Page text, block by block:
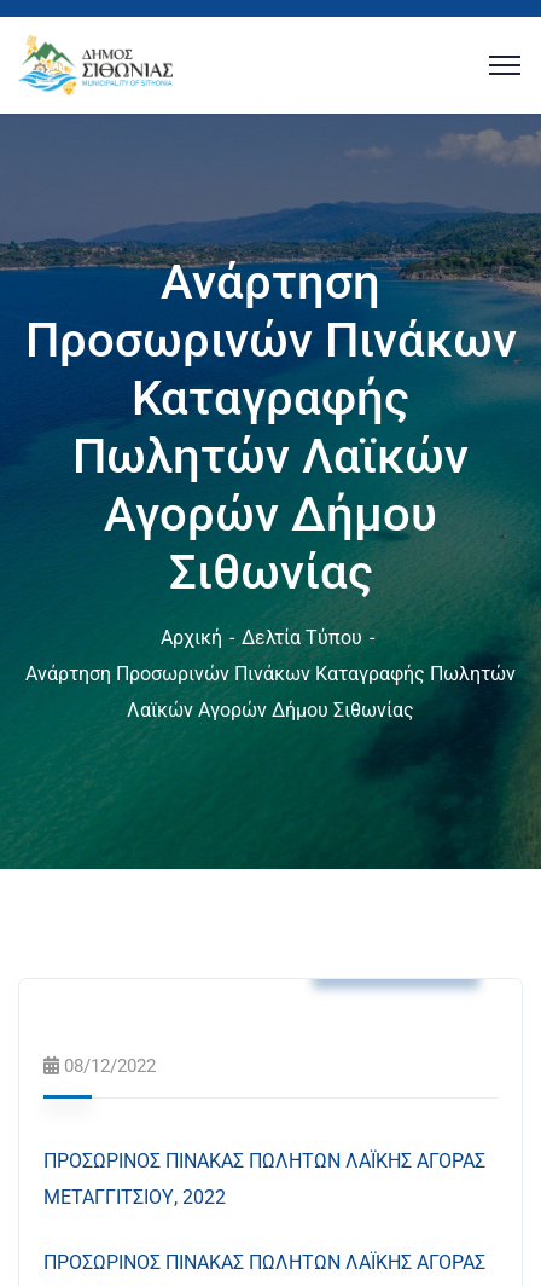
Ανάρτηση
Προσωρινών Πινάκων
Καταγραφής
Πωλητών Λαϊκών
Αγορών Δήμου
Σιθωνίας
Αρχική
Δελτία Τύπου
Ανάρτηση Προσωρινών Πινάκων Καταγραφής Πωλητών
Λαϊκών Αγορών Δήμου Σιθωνίας
08/12/2022
ΠΡΟΣΩΡΙΝΟΣ ΠΙΝΑΚΑΣ ΠΩΛΗΤΩΝ ΛΑΪΚΗΣ ΑΓΟΡΑΣ
ΜΕΤΑΓΓΙΤΣΙΟΥ, 2022
ΠΡΟΣΩΡΙΝΟΣ ΠΙΝΑΚΑΣ ΠΩΛΗΤΩΝ ΛΑΪΚΗΣ ΑΓΟΡΑΣ